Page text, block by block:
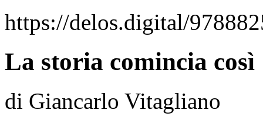
https://delos.digital/
La storia comincia così
di Giancarlo Vitagliano